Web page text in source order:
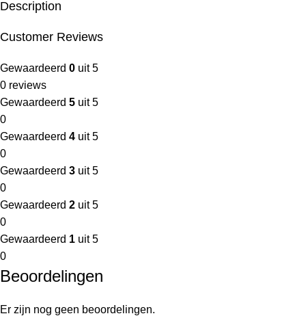
Description
Customer Reviews
Gewaardeerd 0 uit 5
0 reviews
Gewaardeerd 5 uit 5
0
Gewaardeerd 4 uit 5
0
Gewaardeerd 3 uit 5
0
Gewaardeerd 2 uit 5
0
Gewaardeerd 1 uit 5
0
Beoordelingen
Er zijn nog geen beoordelingen.